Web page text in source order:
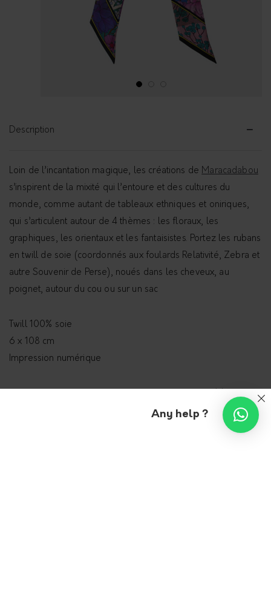
1
Description
Loin de l’incantation magique, les créations de Maracadabou
s’inspirent de la mixité qui l’entoure et des cultures du
monde, comme autant de tableaux ethniques et oniriques,
qui s’articulent autour de 4 thèmes : les floraux, les
graphiques, les orientaux et les fantaisistes. Portez les rubans
en twill de soie (coordonnés aux foulards Relativité, Zebra et
autre Souvenir de Perse), noués dans les cheveux, au
poignet, autour du cou ou sur un sac
Twill 100% soie
6 x 108 cm
Impression numérique
véritable oeuvre artistique, imaginée par Émilie Menu, la
Any help ?